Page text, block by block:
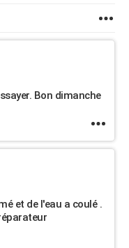
Bon dimanche
et de l'eau a coulé .